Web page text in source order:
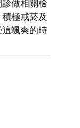
做相關檢
極戒菸及
颯爽的時